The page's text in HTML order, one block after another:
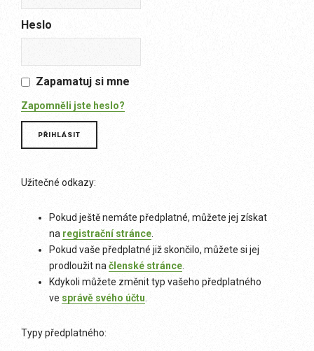
Heslo
Zapamatuj si mne
Zapomněli jste heslo?
Užitečné odkazy:
Pokud ještě nemáte předplatné, můžete jej získat
na registrační stránce
Pokud vaše předplatné již skončilo, můžete si jej
prodloužit na členské stránce
Kdykoli můžete změnit typ vašeho předplatného
ve správě svého účtu
Typy předplatného: